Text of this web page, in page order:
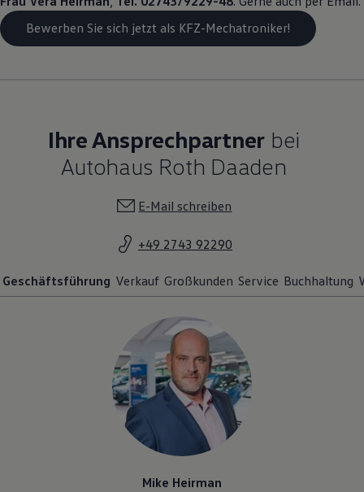
Bewerben Sie sich jetzt als KFZ-Mechatroniker!
Ihre Ansprechpartner bei
Autohaus Roth Daaden
E-Mail schreiben
+49 2743 92290
Geschäftsführung Verkauf Großkunden Service Buchhaltung
Mike Heirman